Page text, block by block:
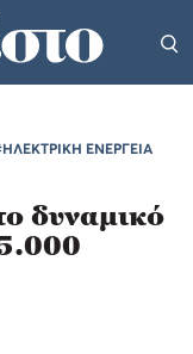
ΕΝΕΡΓΕΙΑ
δυναμικό